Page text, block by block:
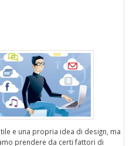
e una propria idea di design, ma
prendere da certi fattori di